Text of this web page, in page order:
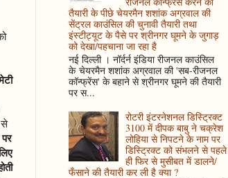
से
तैयारी के पीछे चेयरमैन शशांक अग्रवाल की
सेंट्रल काउंसिल की चुनावी तैयारी तथा
इंस्टीट्यूट के पैसे पर श्रीनगर घूमने के जुगाड़
को देखा/पहचाना जा रहा है
नई दिल्ली । नॉर्दर्न इंडिया रीजनल काउंसिल
के चेयरमैन शशांक अग्रवाल की 'सब-रीजनल
कॉन्फ्रेंस' के बहाने से श्रीनगर घूमने की तैयारी
पर स...
रोटरी इंटरनेशनल डिस्ट्रिक्ट
3100 में दीपक बाबु ने चक्रेश
लोहिया से निपटने के नाम पर
डिस्ट्रिक्ट को संभलने से पहले
ही फिर से मुसीबत में डालने/
फँसाने की तैयारी कर ली है क्या ?